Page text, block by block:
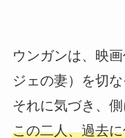
ウンガンは、映
ジェの妻）を切
それに気づき、側
この二人、過去